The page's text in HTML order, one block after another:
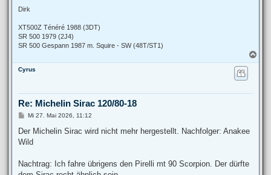
Dirk
XT500Z Ténéré 1988 (3DT)
SR 500 1979 (2J4)
SR 500 Gespann 1987 m. Squire - SW (48T/ST1)
a
Cyrus
Re: Michelin Sirac 120/80-18
B
i
r
Mi 27. Mai 2026, 11:12
Der Michelin Sirac wird nicht mehr hergestellt. Nachfolger: Anakee
Wild
Nachtrag: Ich fahre übrigens den Pirelli mt 90 Scorpion. Der dürfte